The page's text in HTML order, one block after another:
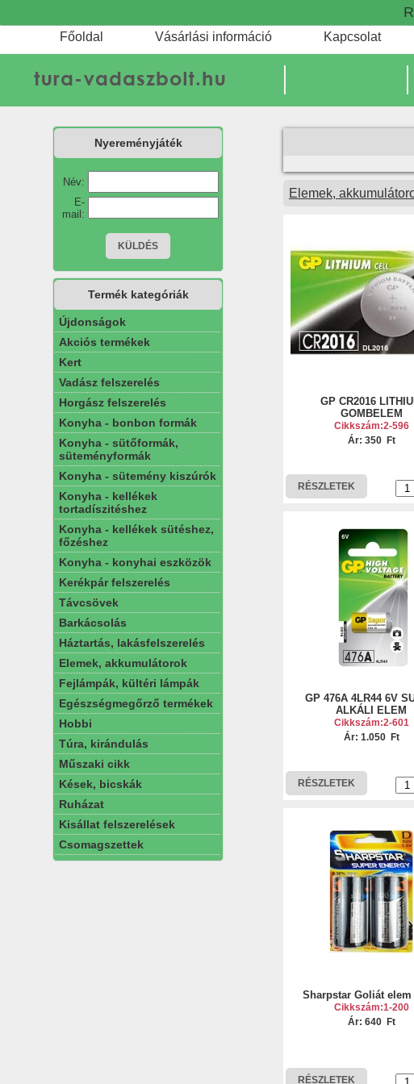
Főoldal Vásárlási információ Kapcsolat
Nyereményjáték
Név:
E-
mail:
Termék kategóriák
Újdonságok
Akciós termékek
Kert
Vadász felszerelés
Horgász felszerelés
Konyha - bonbon formák
Konyha - sütőformák,
süteményformák
Konyha - sütemény kiszúrók
Konyha - kellékek
tortadíszitéshez
Konyha - kellékek sütéshez,
főzéshez
Konyha - konyhai eszközök
Kerékpár felszerelés
Távcsövek
Barkácsolás
Háztartás, lakásfelszerelés
Elemek, akkumulátorok
Fejlámpák, kültéri lámpák
Egészségmegőrző termékek
Hobbi
Túra, kirándulás
Műszaki cikk
Kések, bicskák
Ruházat
Kisállat felszerelések
Csomagszettek
Elemek,
GP CR2016
GOMBELEM
Cikkszám:2-596
Ár: 350 Ft
RÉSZLETEK
GP 476A 4LR44 6V
ALKÁLI ELEM
Cikkszám:2-601
Ár: 1.050 Ft
RÉSZLETEK
Sharpstar Goliát elem
Cikkszám:1-200
Ár: 640 Ft
RÉSZLETEK